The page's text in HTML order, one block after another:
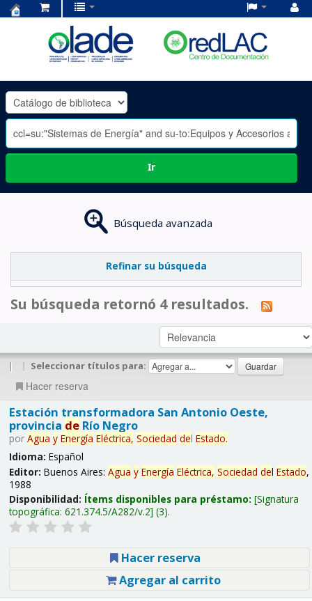
OLADE
-
Ir
Búsqueda avanzada
Refinar su búsqueda
Su búsqueda retornó 4 resultados.
| | Seleccionar títulos para:
Hacer reserva
Estación transformadora San Antonio Oeste,
provincia deRío Negro
por Agua y Energía Eléctrica, Sociedad del Estado.
Idioma: Español
Editor: Buenos Aires: Agua y Energía Eléctrica, Sociedad del Estado,
1988
Disponibilidad: Ítems disponibles para préstamo: Signatura
topográfica: 621.374.5/A282/v.2 (3).
Hacer reserva
Agregar al carrito